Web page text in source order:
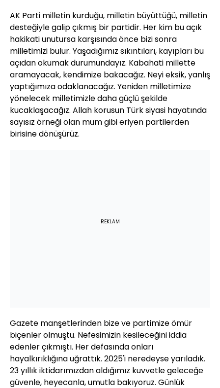
AK Parti milletin kurduğu, milletin büyüttüğü, milletin
desteğiyle galip çıkmış bir partidir. Her kim bu açık
hakikati unutursa karşısında önce bizi sonra
milletimizi bulur. Yaşadığımız sıkıntıları, kayıpları bu
açıdan okumak durumundayız. Kabahati millette
aramayacak, kendimize bakacağız. Neyi eksik, yanlış
yaptığımıza odaklanacağız. Yeniden milletimize
yönelecek milletimizle daha güçlü şekilde
kucaklaşacağız. Allah korusun Türk siyasi hayatında
sayısız örneği olan mum gibi eriyen partilerden
birisine dönüşürüz.
REKLAM
Gazete manşetlerinden bize ve partimize ömür
biçenler olmuştu. Nefesimizin kesileceğini iddia
edenler çıkmıştı. Her defasında onları
hayalkırıklığına uğrattık. 2025'i neredeyse yarıladık.
23 yıllık iktidarımızdan aldığımız kuvvetle geleceğe
güvenle, heyecanla, umutla bakıyoruz. Günlük